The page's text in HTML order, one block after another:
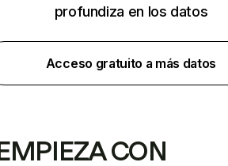
profundiza en los datos
Acceso gratuito a más datos
EMPIEZA CON